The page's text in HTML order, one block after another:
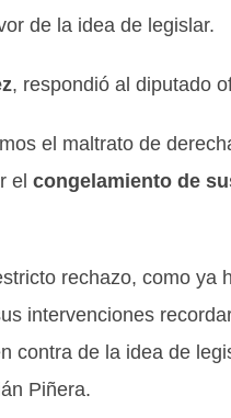
de la idea de legislar.
, respondió al diputado
el maltrato de
el congelamiento de
rechazo, como ya
intervenciones
contra de la idea de
Piñera.